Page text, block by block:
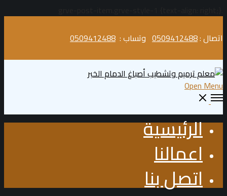
اتصال :0509412488 وتساب : 0509412488
Open Menu
الرئيسية
اعمالنا
اتصل بنا